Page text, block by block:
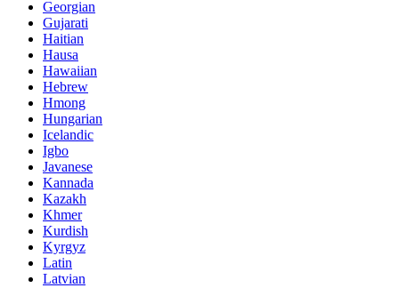
Georgian
Gujarati
Haitian
Hausa
Hawaiian
Hebrew
Hmong
Hungarian
Icelandic
Igbo
Javanese
Kannada
Kazakh
Khmer
Kurdish
Kyrgyz
Latin
Latvian